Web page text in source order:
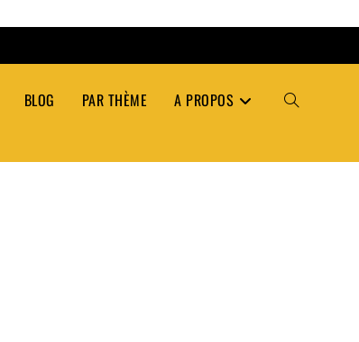
BLOG PAR THÈME A PROPOS TOGGLE